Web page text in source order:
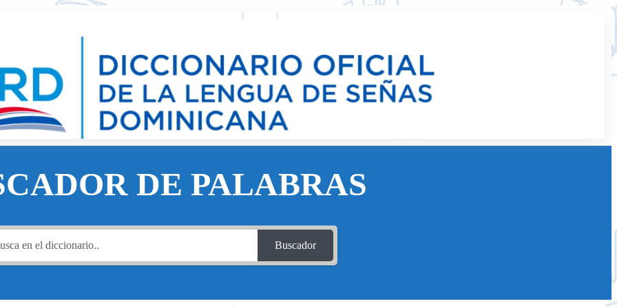
DE PALABRAS
Buscador